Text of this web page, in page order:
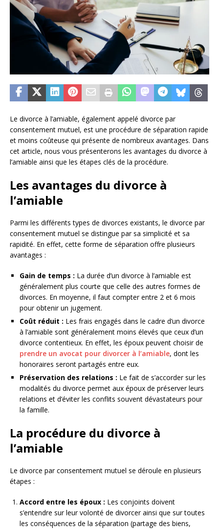
Le divorce à l’amiable, également appelé divorce par
consentement mutuel, est une procédure de séparation rapide
et moins coûteuse qui présente de nombreux avantages. Dans
cet article, nous vous présenterons les avantages du divorce à
l’amiable ainsi que les étapes clés de la procédure.
Les avantages du divorce à
l’amiable
Parmi les différents types de divorces existants, le divorce par
consentement mutuel se distingue par sa simplicité et sa
rapidité. En effet, cette forme de séparation offre plusieurs
avantages :
Gain de temps : La durée d’un divorce à l’amiable est
généralement plus courte que celle des autres formes de
divorces. En moyenne, il faut compter entre 2 et 6 mois
pour obtenir un jugement.
Coût réduit : Les frais engagés dans le cadre d’un divorce
à l’amiable sont généralement moins élevés que ceux d’un
divorce contentieux. En effet, les époux peuvent choisir de
prendre un avocat pour divorcer à l’amiable, dont les
honoraires seront partagés entre eux.
Préservation des relations : Le fait de s’accorder sur les
modalités du divorce permet aux époux de préserver leurs
relations et d’éviter les conflits souvent dévastateurs pour
la famille.
La procédure du divorce à
l’amiable
Le divorce par consentement mutuel se déroule en plusieurs
étapes :
Accord entre les époux : Les conjoints doivent
s’entendre sur leur volonté de divorcer ainsi que sur toutes
les conséquences de la séparation (partage des biens,